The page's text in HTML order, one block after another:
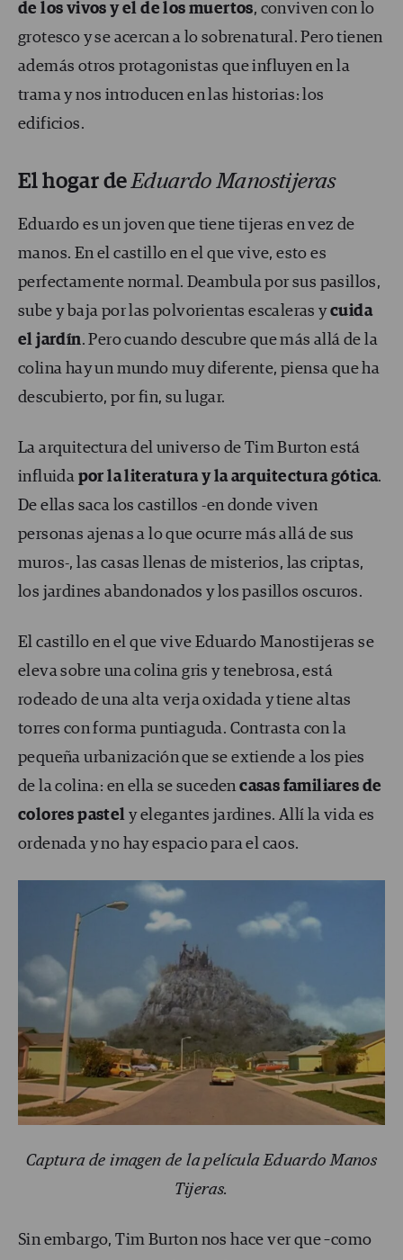
de los vivos y el de los muertos, conviven con lo
grotesco y se acercan a lo sobrenatural. Pero tienen
además otros protagonistas que influyen en la
trama y nos introducen en las historias: los
edificios.
El hogar deEduardo Manostijeras
Eduardo es un joven que tiene tijeras en vez de
manos. En el castillo en el que vive, esto es
perfectamente normal. Deambula por sus pasillos,
sube y baja por las polvorientas escaleras ycuida
el jardín. Pero cuando descubre que más allá de la
colina hay un mundo muy diferente, piensa que ha
descubierto, por fin, su lugar.
La arquitectura del universo de Tim Burton está
influida por la literatura y la arquitectura gótica.
De ellas saca los castillos -en donde viven
personas ajenas a lo que ocurre más allá de sus
muros-, las casas llenas de misterios, las criptas,
los jardines abandonados y los pasillos oscuros.
El castillo en el que vive Eduardo Manostijeras se
eleva sobre una colina gris y tenebrosa, está
rodeado de una alta verja oxidada y tiene altas
torres con forma puntiaguda. Contrasta con la
pequeña urbanización que se extiende a los pies
de la colina: en ella se sucedencasas familiares de
colores pastely elegantes jardines. Allí la vida es
ordenada y no hay espacio para el caos.
Captura de imagen de la película Eduardo Manos
Tijeras.
Sin embargo, Tim Burton nos hace ver que –como